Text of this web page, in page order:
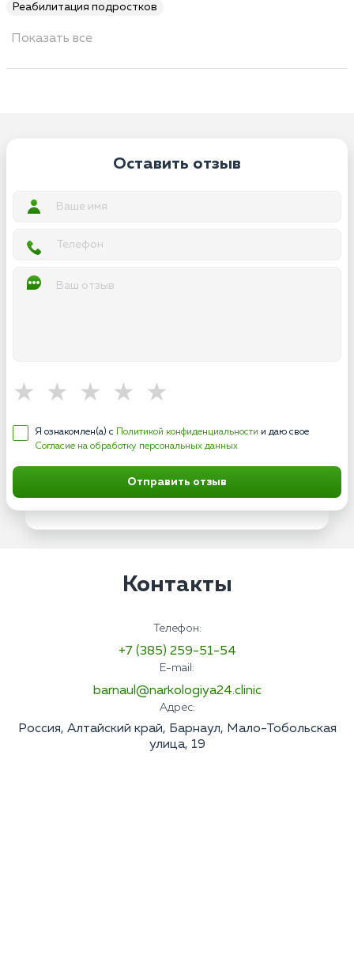
Реабилитация подростков
Показать все
Оставить отзыв
Я ознакомлен(а) с Политикой конфиденциальности и даю свое
Согласие на обработку персональных данных
Отправить отзыв
Контакты
Телефон:
+7 (385) 259-51-54
E-mail:
barnaul@narkologiya24.clinic
Адрес:
Россия, Алтайский край, Барнаул, Мало-Тобольская
улица, 19